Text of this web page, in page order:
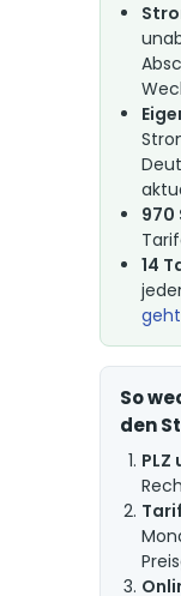
14
So
den